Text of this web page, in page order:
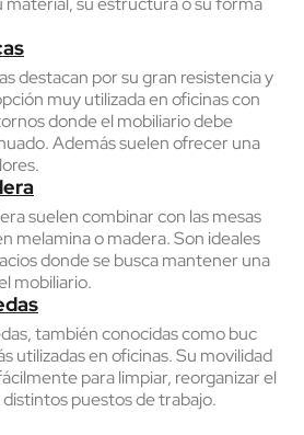
destacan por su gran resistencia y
muy utilizada en oficinas con
donde el mobiliario debe
Además suelen ofrecer una
suelen combinar con las mesas
melamina o madera. Son ideales
donde se busca mantener una
mobiliario.
también conocidas como buc
utilizadas en oficinas. Su movilidad
para limpiar, reorganizar el
distintos puestos de trabajo.